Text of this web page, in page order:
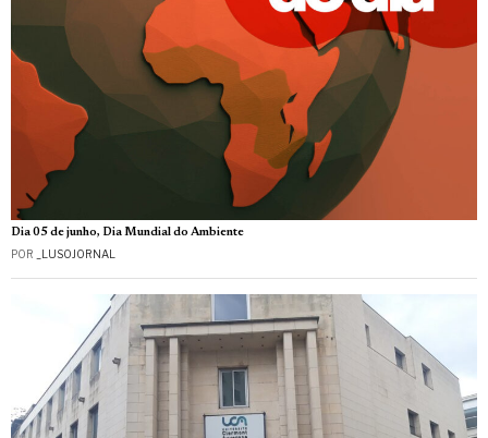
Dia 05 de junho, Dia Mundial do Ambiente
POR _LUSOJORNAL